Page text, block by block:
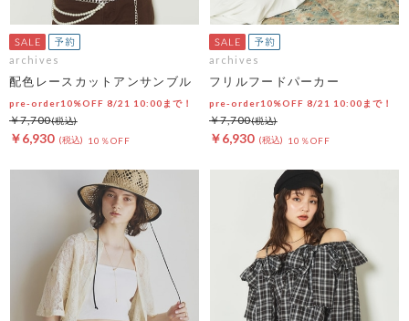
archives
配色レースカットアンサンブル
pre-order10%OFF 8/21 10:00まで！
￥6,930 10％OFF
￥7,700
archives
フリルフードパーカー
pre-order10%OFF 8/21 10:00まで！
￥6,930 10％OFF
￥7,700